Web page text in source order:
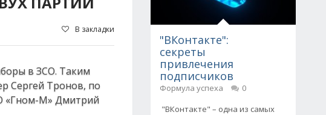
В закладки
в ЗСО. Таким
Сергей Тронов, по
«Гном-М» Дмитрий
"ВКонтакте":
секреты
привлечения
подписчиков
Формула успеха
0
"ВКонтакте" – одна из самых